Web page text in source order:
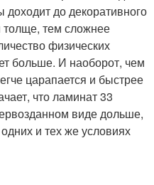
доходит до декоративного
толще, тем сложнее
физических
больше. И наоборот, чем
царапается и быстрее
что ламинат 33
виде дольше,
и тех же условиях